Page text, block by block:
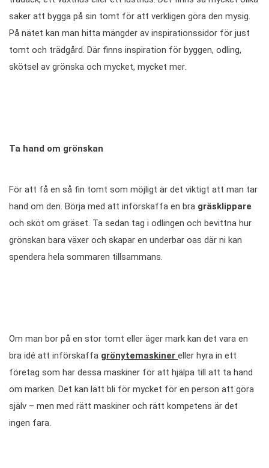
saker att bygga på sin tomt för att verkligen göra den mysig.
På nätet kan man hitta mängder av inspirationssidor för just
tomt och trädgård. Där finns inspiration för byggen, odling,
skötsel av grönska och mycket, mycket mer.
Ta hand om grönskan
För att få en så fin tomt som möjligt är det viktigt att man tar
hand om den. Börja med att införskaffa en bra gräsklippare
och sköt om gräset. Ta sedan tag i odlingen och bevittna hur
grönskan bara växer och skapar en underbar oas där ni kan
spendera hela sommaren tillsammans.
Om man bor på en stor tomt eller äger mark kan det vara en
bra idé att införskaffa grönytemaskiner eller hyra in ett
företag som har dessa maskiner för att hjälpa till att ta hand
om marken. Det kan lätt bli för mycket för en person att göra
själv – men med rätt maskiner och rätt kompetens är det
ingen fara.